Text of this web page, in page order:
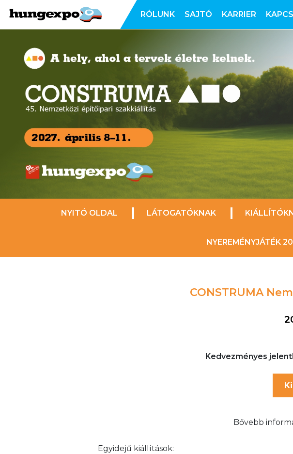
RÓLUNK SAJTÓ KARRIER
NYITÓ OLDAL LÁTOGATÓKNAK
NYEREMÉNYJÁTÉK
CONSTRUMA
Kedvezményes
Bővebb
Egyidejű kiállítások: